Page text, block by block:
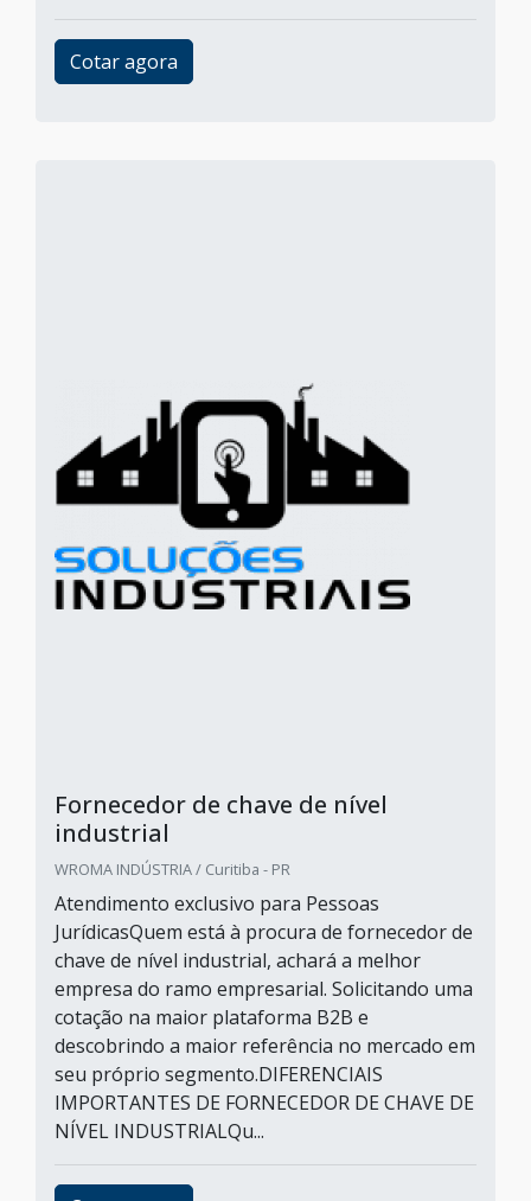
Cotar agora
Fornecedor de chave de nível
industrial
WROMA INDÚSTRIA / Curitiba - PR
Atendimento exclusivo para Pessoas
JurídicasQuem está à procura de fornecedor de
chave de nível industrial, achará a melhor
empresa do ramo empresarial. Solicitando uma
cotação na maior plataforma B2B e
descobrindo a maior referência no mercado em
seu próprio segmento.DIFERENCIAIS
IMPORTANTES DE FORNECEDOR DE CHAVE DE
NÍVEL INDUSTRIALQu...